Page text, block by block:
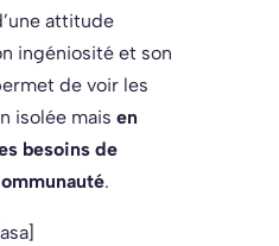
attitude
ingéniosité et son
de voir les
isolée mais en
besoins de
.